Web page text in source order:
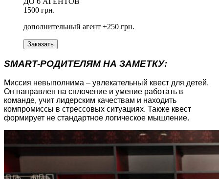
1500 грн.
дополнительный агент +250 грн.
Заказать
SMART-РОДИТЕЛЯМ НА ЗАМЕТКУ:
Миссия невыполнима – увлекательный квест для детей.
Он направлен на сплочение и умение работать в
команде, учит лидерским качествам и находить
компромиссы в стрессовых ситуациях. Также квест
формирует не стандартное логическое мышление.